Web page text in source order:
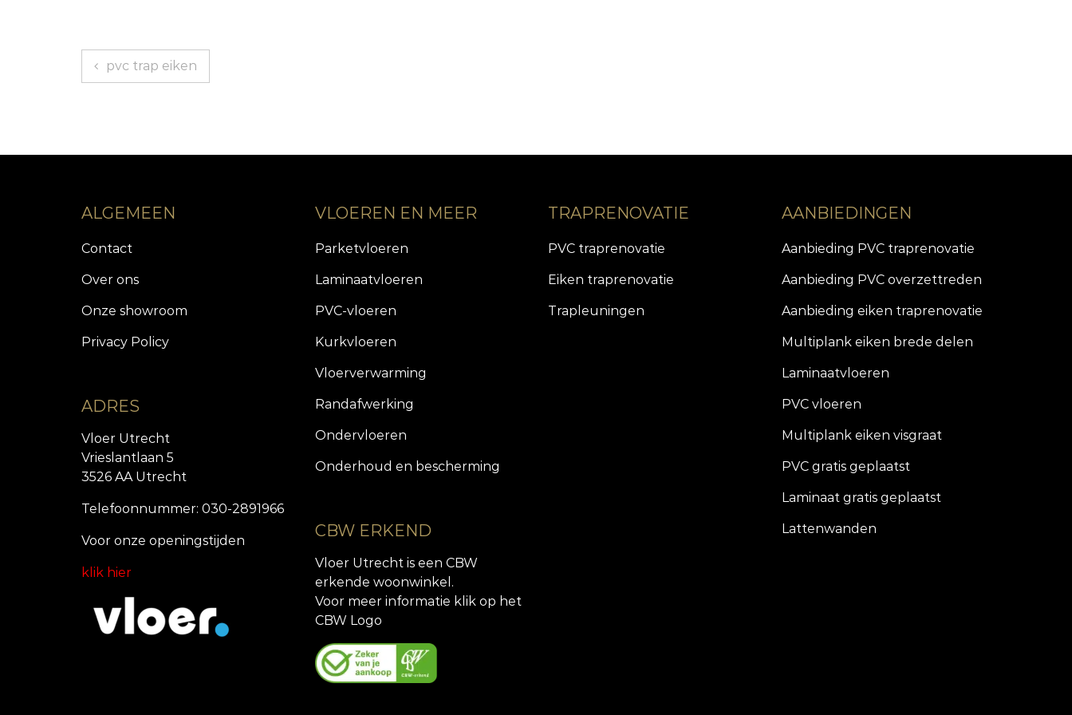
Berichtnavigatie
pvc trap eiken
ALGEMEEN
Contact
Over ons
Onze showroom
Privacy Policy
ADRES
Vloer Utrecht
Vrieslantlaan 5
3526 AA Utrecht
Telefoonnummer: 030-2891966
Voor onze openingstijden
klik hier
VLOEREN EN MEER
Parketvloeren
Laminaatvloeren
PVC-vloeren
Kurkvloeren
Vloerverwarming
Randafwerking
Ondervloeren
Onderhoud en bescherming
CBW ERKEND
Vloer Utrecht is een CBW
erkende woonwinkel.
Voor meer informatie klik op het
CBW Logo
TRAPRENOVATIE
PVC traprenovatie
Eiken traprenovatie
Trapleuningen
AANBIEDINGEN
Aanbieding PVC traprenovatie
Aanbieding PVC overzettreden
Aanbieding eiken traprenovatie
Multiplank eiken brede delen
Laminaatvloeren
PVC vloeren
Multiplank eiken visgraat
PVC gratis geplaatst
Laminaat gratis geplaatst
Lattenwanden